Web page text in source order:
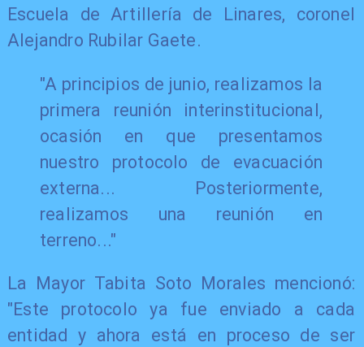
Escuela de Artillería de Linares, coronel
Alejandro Rubilar Gaete.
"A principios de junio, realizamos la
primera reunión interinstitucional,
ocasión en que presentamos
nuestro protocolo de evacuación
externa... Posteriormente,
realizamos una reunión en
terreno..."
La Mayor Tabita Soto Morales mencionó:
"Este protocolo ya fue enviado a cada
entidad y ahora está en proceso de ser